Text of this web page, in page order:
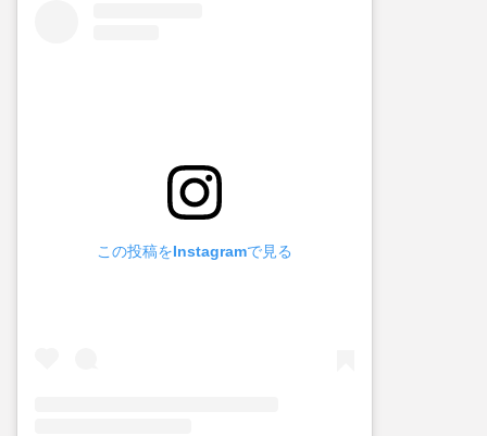
この投稿をInstagramで見る